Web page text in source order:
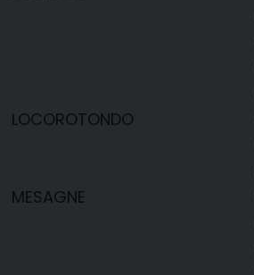
LOCOROTONDO
MESAGNE